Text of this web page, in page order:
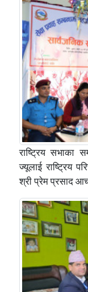
राष्ट्रिय सभाका
ज्यूलाई राष्ट्रिय
श्री प्रेम प्रसाद